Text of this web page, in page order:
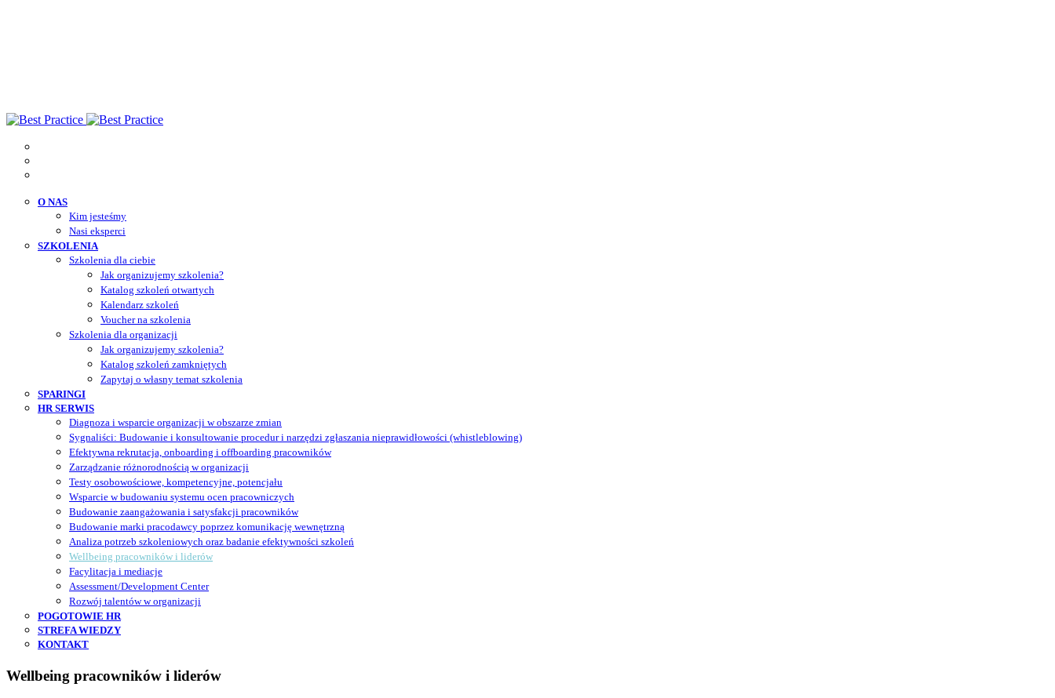
O NAS
Kim jesteśmy
Nasi eksperci
SZKOLENIA
Szkolenia dla ciebie
Jak organizujemy szkolenia?
Katalog szkoleń otwartych
Kalendarz szkoleń
Voucher na szkolenia
Szkolenia dla organizacji
Jak organizujemy szkolenia?
Katalog szkoleń zamkniętych
Zapytaj o własny temat szkolenia
SPARINGI
HR SERWIS
Diagnoza i wsparcie organizacji w obszarze zmian
Sygnaliści: Budowanie i konsultowanie procedur i narzędzi zgłaszania nieprawidłowości (whistleblowing)
Efektywna rekrutacja, onboarding i offboarding pracowników
Zarządzanie różnorodnością w organizacji
Testy osobowościowe, kompetencyjne, potencjału
Wsparcie w budowaniu systemu ocen pracowniczych
Budowanie zaangażowania i satysfakcji pracowników
Budowanie marki pracodawcy poprzez komunikację wewnętrzną
Analiza potrzeb szkoleniowych oraz badanie efektywności szkoleń
Wellbeing pracowników i liderów
Facylitacja i mediacje
Assessment/Development Center
Rozwój talentów w organizacji
POGOTOWIE HR
STREFA WIEDZY
KONTAKT
Wellbeing pracowników i liderów